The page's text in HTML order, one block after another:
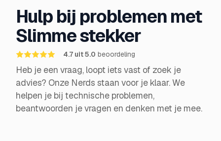
Hulp bij problemen met
Slimme stekker
4.7 uit 5.0 beoordeling
Heb je een vraag, loopt iets vast of zoek je
advies? Onze Nerds staan voor je klaar. We
helpen je bij technische problemen,
beantwoorden je vragen en denken met je mee.